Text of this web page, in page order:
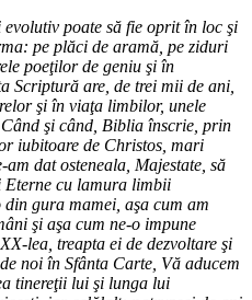
poate să fie oprit în loc şi
pe plăci de aramă, pe ziduri
poeţilor de geniu şi în
Scriptură are, de trei mii de ani,
şi în viaţa limbilor, unele
şi când, Biblia înscrie, prin
iubitoare de Christos, mari
dat osteneala, Majestate, să
Eterne cu lamura limbii
gura mamei, aşa cum am
şi aşa cum ne-o impune
lea, treapta ei de dezvoltare şi
noi în Sfânta Carte, Vă aducem
tinereţii lui şi lunga lui